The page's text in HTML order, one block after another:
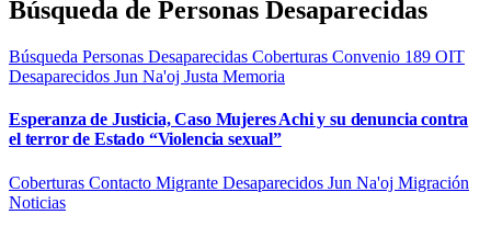
Búsqueda de Personas Desaparecidas
Búsqueda Personas Desaparecidas Coberturas Convenio 189 OIT
Desaparecidos Jun Na'oj Justa Memoria
Esperanza de Justicia, Caso Mujeres Achi y su denuncia contra
el terror de Estado “Violencia sexual”
Coberturas Contacto Migrante Desaparecidos Jun Na'oj Migración
Noticias